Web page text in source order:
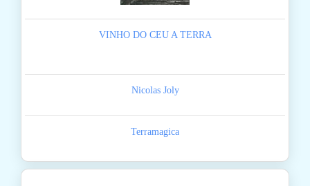
VINHO DO CEU A TERRA
Nicolas Joly
Terramagica